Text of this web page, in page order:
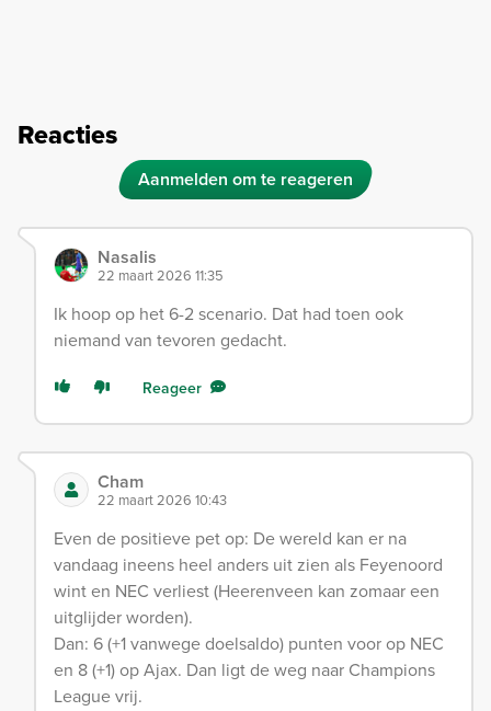
Reacties
Aanmelden om te reageren
Nasalis
22 maart 2026 11:35
Ik hoop op het 6-2 scenario. Dat had toen ook
niemand van tevoren gedacht.
Reageer
Cham
22 maart 2026 10:43
Even de positieve pet op: De wereld kan er na
vandaag ineens heel anders uit zien als Feyenoord
wint en NEC verliest (Heerenveen kan zomaar een
uitglijder worden).
Dan: 6 (+1 vanwege doelsaldo) punten voor op NEC
en 8 (+1) op Ajax. Dan ligt de weg naar Champions
League vrij.